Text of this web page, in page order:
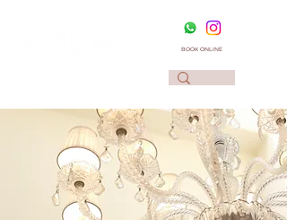
BOOK ONLINE